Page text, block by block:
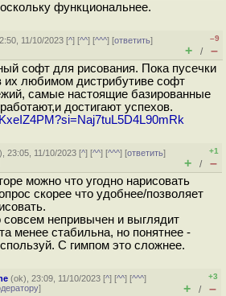
функциональнее.
11/10/2023 [^] [^^] [^^^] [ответить]
–9
+ / –
софт для рисования. Пока пусечки
их любимом дистрибутиве софт
самые настоящие базированные
достигают успехов.
), 23:05, 11/10/2023 [^] [^^] [^^^] [ответить]
+1
+ / –
можно что угодно нарисовать
скорее что удобнее/позволяет
совсем непривычен и выглядит
менее стабильна, но понятнее -
С гимпом это сложнее.
(ok), 23:09, 11/10/2023 [^] [^^] [^^^]
]
+3
+ / –